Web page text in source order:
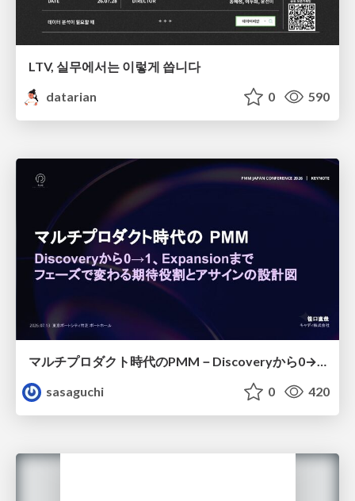
LTV, 실무에서는 이렇게 씁니다
datarian
0 590
マルチプロダクト時代のPMM－Discoveryから0→1、Expansionまで フェーズで変わる期待役割とアサインの設計図
sasaguchi
0 420